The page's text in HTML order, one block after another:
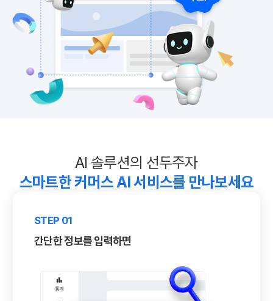
AI 솔루션의 선두주자
스마트한 커머스 AI 서비스를 만나보세요
STEP 01
간단한 정보를 입력하면